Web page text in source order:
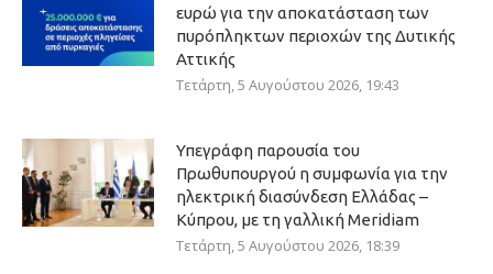
ευρώ για την αποκατάσταση των
πυρόπληκτων περιοχών της Δυτικής
Αττικής
Τετάρτη, 5 Αυγούστου 2026, 19:43
Υπεγράφη παρουσία του
Πρωθυπουργού η συμφωνία για την
ηλεκτρική διασύνδεση Ελλάδας –
Κύπρου, με τη γαλλική Meridiam
Τετάρτη, 5 Αυγούστου 2026, 18:39